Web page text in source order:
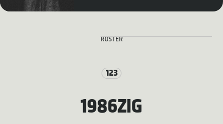
ROSTER
123
1986ZIG